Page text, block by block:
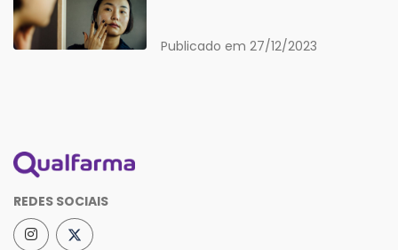
Publicado em 27/12/2023
REDES SOCIAIS